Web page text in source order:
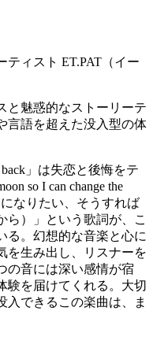
ィスト ET.PAT（イー
と魅惑的なストーリーテ
言語を超えた没入型の体
」は失恋と後悔をテ
so I can change the
になりたい、そうすれば
ら）」という歌詞が、こ
る。幻想的な音楽と心に
を生み出し、リスナーを
の音には深い感情が宿
験を届けてくれる。大切
入できるこの楽曲は、ま